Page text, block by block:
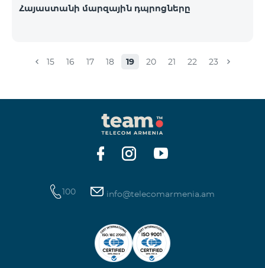
Հայաստանի մարզային դպրոցները
15 16 17 18 19 20 21 22 23
100 info@telecomarmenia.am